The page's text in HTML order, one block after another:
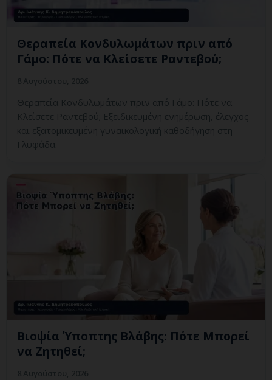
Θεραπεία Κονδυλωμάτων πριν από
Γάμο: Πότε να Κλείσετε Ραντεβού;
Θεραπεία Κονδυλωμάτων πριν από Γάμο: Πότε να
Κλείσετε Ραντεβού; Εξειδικευμένη ενημέρωση, έλεγχος
και εξατομικευμένη γυναικολογική καθοδήγηση στη
Γλυφάδα.
Βιοψία Ύποπτης Βλάβης: Πότε Μπορεί
να Ζητηθεί;